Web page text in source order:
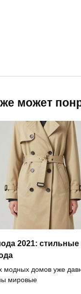
может
2021:
модных домов уже
мировые